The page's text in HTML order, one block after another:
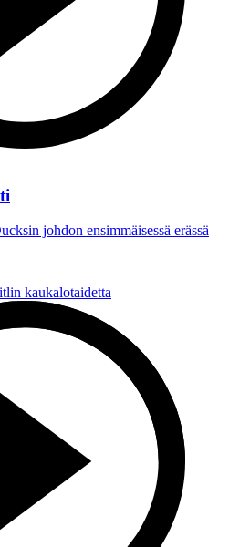
johdon ensimmäisessä erässä